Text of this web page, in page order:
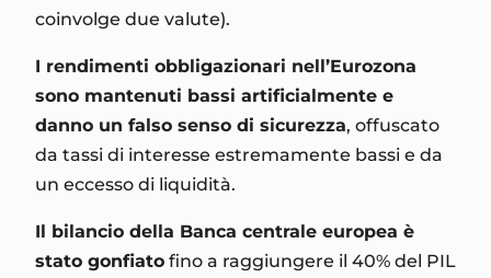
coinvolge due valute).
I rendimenti obbligazionari nell’Eurozona
sono mantenuti bassi artificialmente e
danno un falso senso di sicurezza, offuscato
da tassi di interesse estremamente bassi e da
un eccesso di liquidità.
Il bilancio della Banca centrale europea è
stato gonfiato fino a raggiungere il 40% del PIL